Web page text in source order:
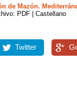
de Mazón.
PDF | Castellano
Twitter